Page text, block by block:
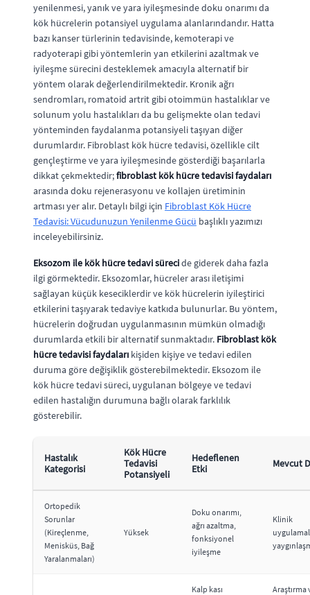
yenilenmesi, yanık ve yara iyileşmesinde doku onarımı da
kök hücrelerin potansiyel uygulama alanlarındandır. Hatta
bazı kanser türlerinin tedavisinde, kemoterapi ve
radyoterapi gibi yöntemlerin yan etkilerini azaltmak ve
iyileşme sürecini desteklemek amacıyla alternatif bir
yöntem olarak değerlendirilmektedir. Kronik ağrı
sendromları, romatoid artrit gibi otoimmün hastalıklar ve
solunum yolu hastalıkları da bu gelişmekte olan tedavi
yönteminden faydalanma potansiyeli taşıyan diğer
durumlardır. Fibroblast kök hücre tedavisi, özellikle cilt
gençleştirme ve yara iyileşmesinde gösterdiği başarılarla
dikkat çekmektedir;fibroblast kök hücre tedavisi faydaları
arasında doku rejenerasyonu ve kollajen üretiminin
artması yer alır. Detaylı bilgi için Fibroblast Kök Hücre
Tedavisi: Vücudunuzun Yenilenme Gücü başlıklı yazımızı
inceleyebilirsiniz.
Eksozom ile kök hücre tedavi sürecide giderek daha fazla
ilgi görmektedir. Eksozomlar, hücreler arası iletişimi
sağlayan küçük keseciklerdir ve kök hücrelerin iyileştirici
etkilerini taşıyarak tedaviye katkıda bulunurlar. Bu yöntem,
hücrelerin doğrudan uygulanmasının mümkün olmadığı
durumlarda etkili bir alternatif sunmaktadır. Fibroblast kök
hücre tedavisi faydaları kişiden kişiye ve tedavi edilen
duruma göre değişiklik gösterebilmektedir. Eksozom ile
kök hücre tedavi süreci, uygulanan bölgeye ve tedavi
edilen hastalığın durumuna bağlı olarak farklılık
gösterebilir.
Hastalık
Kategorisi
Kök Hücre
Tedavisi
Potansiyeli
Hedeflenen
Etki
Mevcut
Ortopedik
Sorunlar
(Kireçlenme,
Menisküs, Bağ
Yaralanmaları)
Yüksek
Doku onarımı,
ağrı azaltma,
fonksiyonel
iyileşme
Klinik
Kalp kası
Araştırma